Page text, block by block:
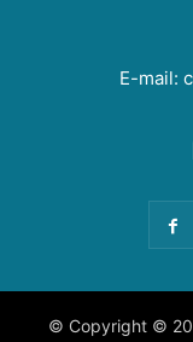
E-mail:
© Copyright ©